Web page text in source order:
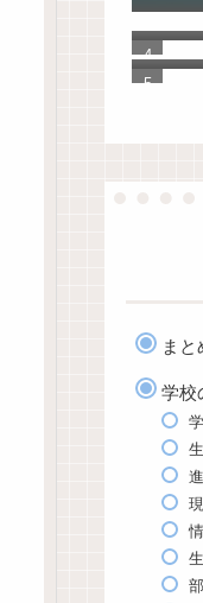
える
「
20年
てわ
まと
学校
学
生
進
現
情
生
部